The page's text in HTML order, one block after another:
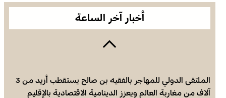
أخبار آخر الساعة
الملتقى الدولي للمهاجر بالفقيه بن صالح يستقطب أزيد من 3
آلاف من مغاربة العالم ويعزز الدينامية الاقتصادية بالإقليم